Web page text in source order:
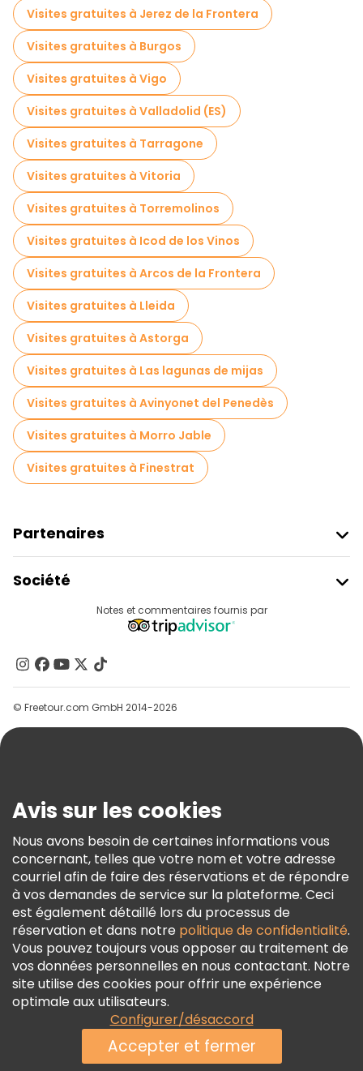
Visites gratuites à Jerez de la Frontera
Visites gratuites à Burgos
Visites gratuites à Vigo
Visites gratuites à Valladolid (ES)
Visites gratuites à Tarragone
Visites gratuites à Vitoria
Visites gratuites à Torremolinos
Visites gratuites à Icod de los Vinos
Visites gratuites à Arcos de la Frontera
Visites gratuites à Lleida
Visites gratuites à Astorga
Visites gratuites à Las lagunas de mijas
Visites gratuites à Avinyonet del Penedès
Visites gratuites à Morro Jable
Visites gratuites à Finestrat
Partenaires
Connexion Du Fournisseur
Programme D’affiliation
Société
Contactez-Nous
Groupes
Aide
Conditions Générales Et Mentions Légales
Politique En Matière De Cookies
Freetour Prix
Programme De Fidélité
Notes et commentaires fournis par
© Freetour.com GmbH 2014-2026
Avis sur les cookies
Nous avons besoin de certaines informations vous
concernant, telles que votre nom et votre adresse
courriel afin de faire des réservations et de répondre
à vos demandes de service sur la plateforme. Ceci
est également détaillé lors du processus de
réservation et dans notre politique de confidentialité.
Vous pouvez toujours vous opposer au traitement de
vos données personnelles en nous contactant. Notre
site utilise des cookies pour offrir une expérience
optimale aux utilisateurs.
Configurer/désaccord
Accepter et fermer